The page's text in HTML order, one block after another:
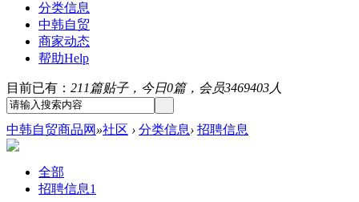
分类信息
中韩自贸
商家动态
帮助Help
目前已有： 211篇贴子，今日0篇，会员3469403人
中韩自贸商品网 »社区 › 分类信息› 招聘信息
全部
招聘信息1